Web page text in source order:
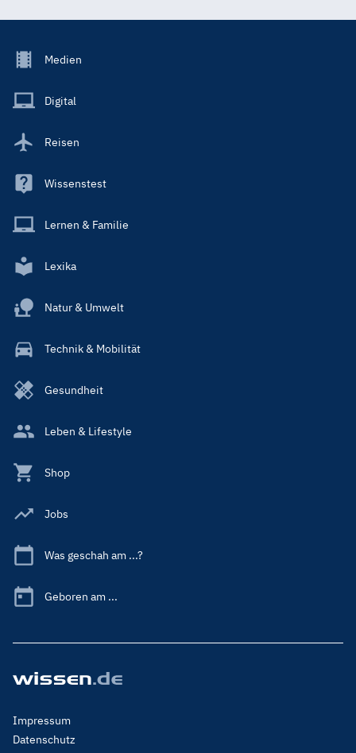
Footer
Main
Medien
Digital
Reisen
Wissenstest
Lernen & Familie
Lexika
Natur & Umwelt
Technik & Mobilität
Gesundheit
Leben & Lifestyle
Shop
Jobs
Was geschah am ...?
Geboren am ...
Footer
Menu
Impressum
Datenschutz